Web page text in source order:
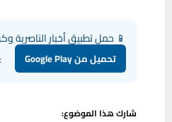
📱 حمل تطبيق أخبار الناصرية
تحميل من Google Play
شارك هذا الموضوع: